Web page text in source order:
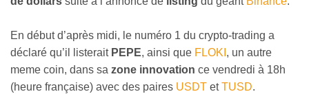
En début d’après midi, le numéro 1 du crypto-trading a
déclaré qu’il listerait PEPE, ainsi que FLOKI , un autre
meme coin, dans sa zone innovation ce vendredi à 18h
(heure française) avec des paires USDT etTUSD.